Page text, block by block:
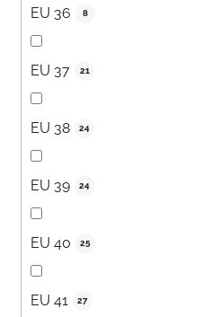
EU 36 8
EU 37 21
EU 38 24
EU 39 24
EU 40 25
EU 41 27